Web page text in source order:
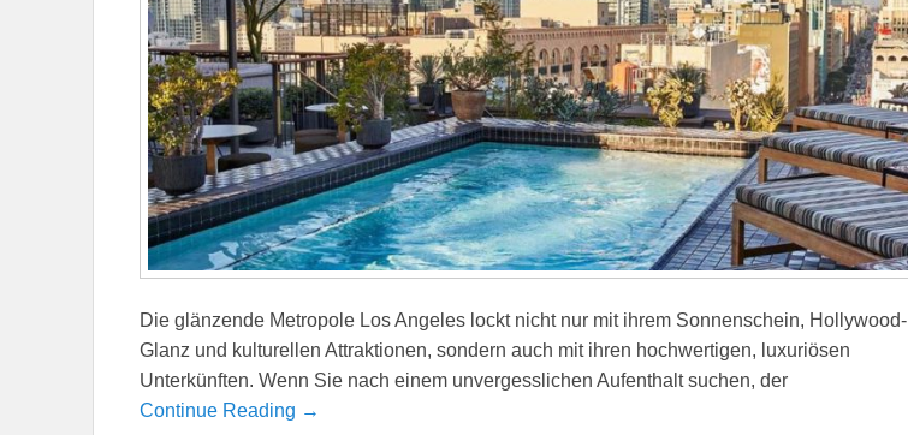
Die glänzende Metropole Los Angeles lockt nicht nur mit ihrem Sonnenschein, Hollywood-
Glanz und kulturellen Attraktionen, sondern auch mit ihren hochwertigen, luxuriösen
Unterkünften. Wenn Sie nach einem unvergesslichen Aufenthalt suchen, der
Continue Reading →